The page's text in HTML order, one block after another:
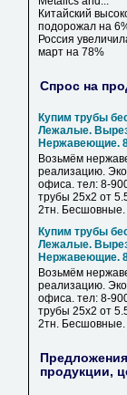
Китайский
подорожал на
Россия
март на 78%
Спрос на
Купим трубы
Лежалые.
Нержавеющие.
Возьмём
реализацию.
офиса. тел: 8-
трубы 25х2 от
2тн.
Купим трубы
Лежалые.
Нержавеющие.
Возьмём
реализацию.
офиса. тел: 8-
трубы 25х2 от
2тн.
продукции,